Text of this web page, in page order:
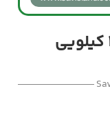
دستگاه میوه خشک کن ۲۰ کیلویی